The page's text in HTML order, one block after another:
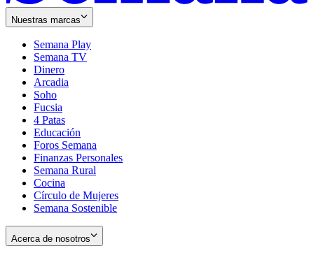
Nuestras marcas
Semana Play
Semana TV
Dinero
Arcadia
Soho
in
new
window
Fucsia
in
new
window
4 Patas
Educación
Foros Semana
Finanzas Personales
Semana Rural
Cocina
Círculo de Mujeres
Semana Sostenible
Acerca de nosotros